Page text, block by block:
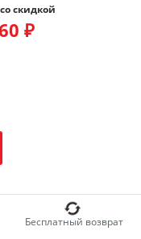
скидкой
₽
Бесплатный возврат